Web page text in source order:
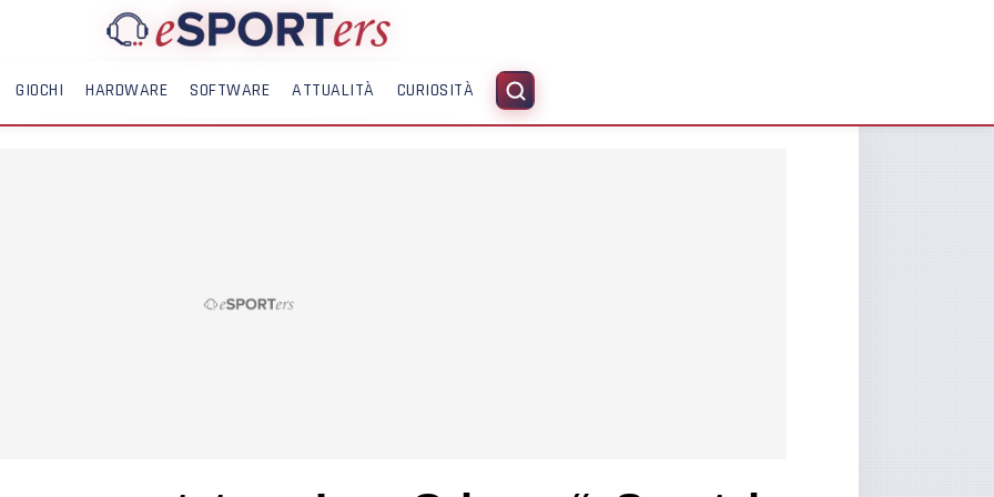
GIOCHI HARDWARE SOFTWARE ATTUALITÀ CURIOSITÀ